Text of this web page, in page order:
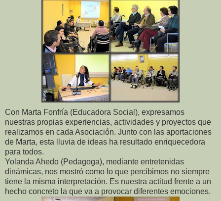
Con Marta Fonfría (Educadora Social), expresamos
nuestras propias experiencias, actividades y proyectos que
realizamos en cada Asociación. Junto con las aportaciones
de Marta, esta lluvia de ideas ha resultado enriquecedora
para todos.
Yolanda Ahedo (Pedagoga), mediante entretenidas
dinámicas, nos mostró como lo que percibimos no siempre
tiene la misma interpretación. Es nuestra actitud frente a un
hecho concreto la que va a provocar diferentes emociones.